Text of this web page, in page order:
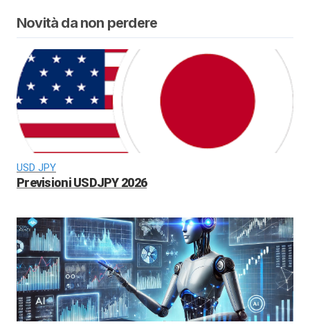
Novità da non perdere
USD JPY
Previsioni USDJPY 2026